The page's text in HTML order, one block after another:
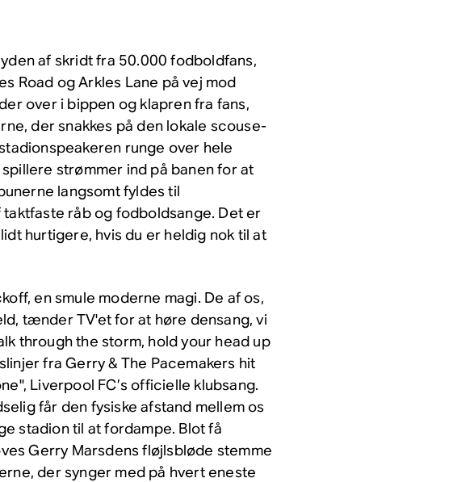
af skridt fra 50.000 fodboldfans,
Road og Arkles Lane på vej mod
over i bippen og klapren fra fans,
der snakkes på den lokale scouse-
runge over hele
strømmer ind på banen for at
langsomt fyldes til
råb og fodboldsange. Det er
hurtigere, hvis du er heldig nok til at
en smule moderne magi. De af os,
tænder TV'et for at høre densang, vi
through the storm, hold your head up
fra Gerry & The Pacemakers hit
Liverpool FC’s officielle klubsang.
får den fysiske afstand mellem os
stadion til at fordampe. Blot få
Gerry Marsdens fløjlsbløde stemme
der synger med på hvert eneste